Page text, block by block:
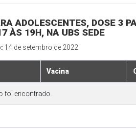
ADOLESCENTES, DOSE 3
ÀS 19H, NA UBS SEDE
14 de setembro de 2022
Vacina
foi encontrado.